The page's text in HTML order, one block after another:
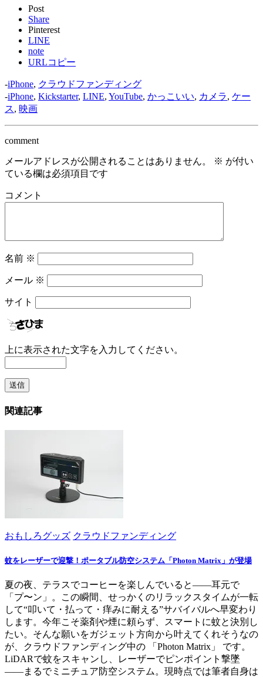
Post
Share
Pinterest
LINE
note
URLコピー
-iPhone, クラウドファンディング
-iPhone, Kickstarter, LINE, YouTube, かっこいい, カメラ, ケー
ス, 映画
comment
メールアドレスが公開されることはありません。 ※ が付い
ている欄は必須項目です
コメント
名前 ※
メール ※
サイト
上に表示された文字を入力してください。
関連記事
おもしろグッズ クラウドファンディング
蚊をレーザーで迎撃！ポータブル防空システム「Photon Matrix」が登場
夏の夜、テラスでコーヒーを楽しんでいると――耳元で
「プ〜ン」。この瞬間、せっかくのリラックスタイムが一転
して“叩いて・払って・痒みに耐える”サバイバルへ早変わり
します。今年こそ薬剤や煙に頼らず、スマートに蚊と決別し
たい。そんな願いをガジェット方向から叶えてくれそうなの
が、クラウドファンディング中の 「Photon Matrix」 です。
LiDARで蚊をスキャンし、レーザーでピンポイント撃墜
――まるでミニチュア防空システム。現時点では筆者自身は